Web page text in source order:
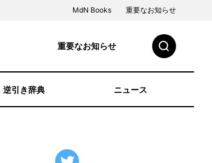
MdN Books 重要なお知らせ
重要なお知らせ
逆引き辞典 ニュース